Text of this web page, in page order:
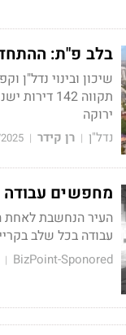
בלב פ"ת:
שיכון ובינוי נדל"ן
ירוקה
נדל"ן | רן קידר |
מחפשים עבודה
העיר הנחשבת לאחת
עבודה בכל שלב
BizPoint-Sponored
|